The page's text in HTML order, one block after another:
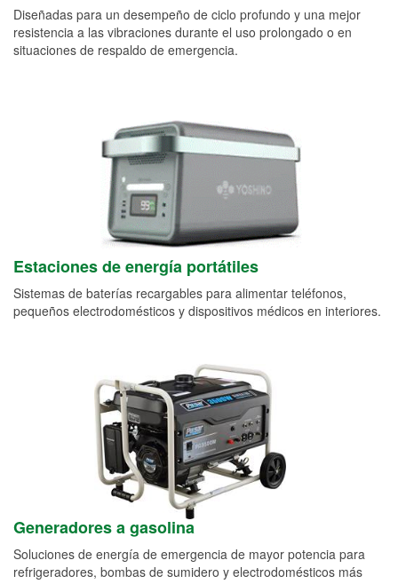
Diseñadas para un desempeño de ciclo profundo y una mejor
resistencia a las vibraciones durante el uso prolongado o en
situaciones de respaldo de emergencia.
Estaciones de energía portátiles
Sistemas de baterías recargables para alimentar teléfonos,
pequeños electrodomésticos y dispositivos médicos en interiores.
Generadores a gasolina
Soluciones de energía de emergencia de mayor potencia para
refrigeradores, bombas de sumidero y electrodomésticos más